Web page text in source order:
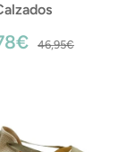
46,95€